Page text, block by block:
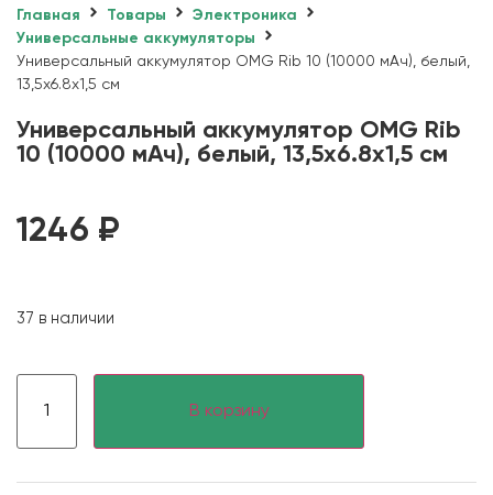
Главная Товары
Электроника
Универсальные аккумуляторы
Универсальный аккумулятор OMG Rib 10 (10000 мАч), белый,
13,5х6.8х1,5 см
Универсальный аккумулятор OMG Rib
10 (10000 мАч), белый, 13,5х6.8х1,5 см
1246 ₽
37 в наличии
В корзину